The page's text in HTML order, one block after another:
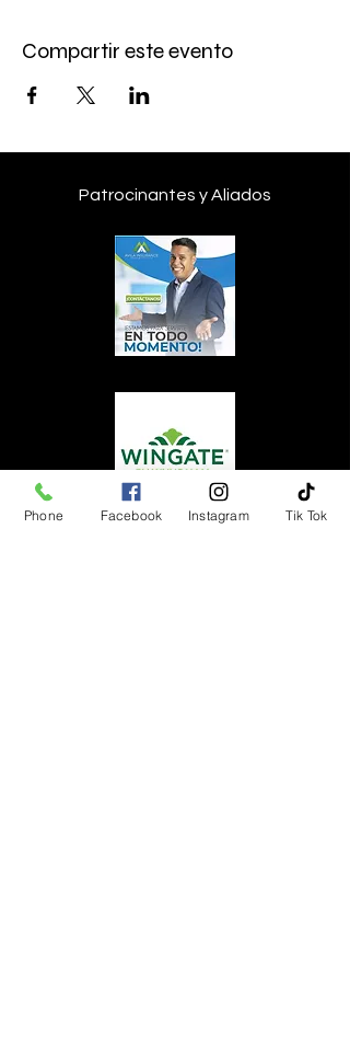
Compartir este evento
Patrocinantes y Aliados
Phone Facebook Instagram Tik Tok